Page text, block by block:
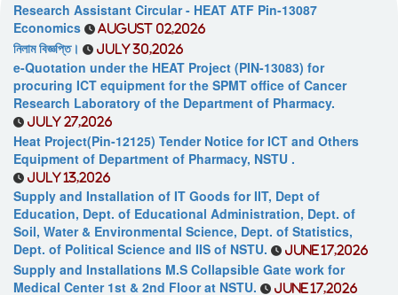
Research Assistant Circular - HEAT ATF Pin-13087
Economics
August 02,2026
নিলাম বিজ্ঞপ্তি। July 30,2026
e-Quotation under the HEAT Project (PIN-13083) for
procuring ICT equipment for the SPMT office of Cancer
Research Laboratory of the Department of Pharmacy.
July 27,2026
Heat Project(Pin-12125) Tender Notice for ICT and Others
Equipment of Department of Pharmacy, NSTU .
July 13,2026
Supply and Installation of IT Goods for IIT, Dept of
Education, Dept. of Educational Administration, Dept. of
Soil, Water & Environmental Science, Dept. of Statistics,
Dept. of Political Science and IIS of NSTU.
June 17,2026
Supply and Installations M.S Collapsible Gate work for
Medical Center 1st & 2nd Floor at NSTU.
June 17,2026